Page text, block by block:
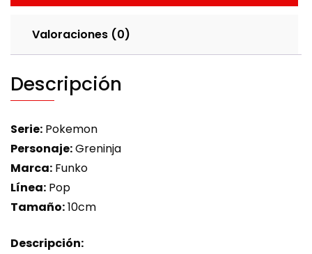
Valoraciones (0)
Descripción
Serie: Pokemon
Personaje:Greninja
Marca: Funko
Línea: Pop
Tamaño:10cm
Descripción: